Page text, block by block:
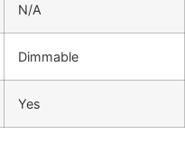
N/A
Dimmable
Yes